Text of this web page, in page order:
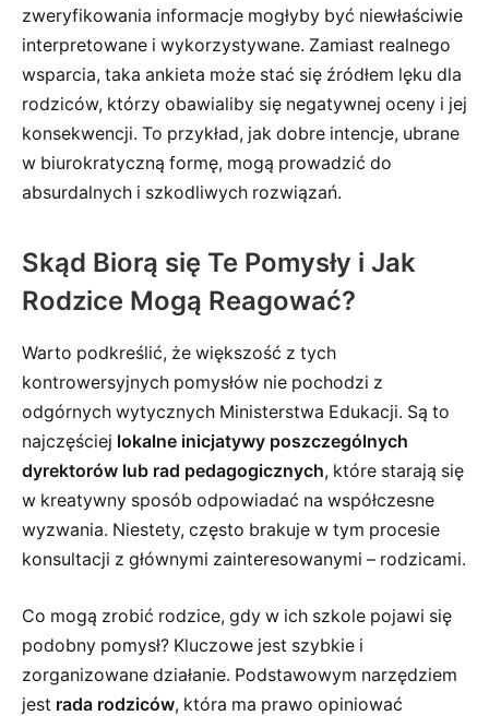
zweryfikowania informacje mogłyby być niewłaściwie
interpretowane i wykorzystywane. Zamiast realnego
wsparcia, taka ankieta może stać się źródłem lęku dla
rodziców, którzy obawialiby się negatywnej oceny i jej
konsekwencji. To przykład, jak dobre intencje, ubrane
w biurokratyczną formę, mogą prowadzić do
absurdalnych i szkodliwych rozwiązań.
Skąd Biorą się Te Pomysły i Jak
Rodzice Mogą Reagować?
Warto podkreślić, że większość z tych
kontrowersyjnych pomysłów nie pochodzi z
odgórnych wytycznych Ministerstwa Edukacji. Są to
najczęściej lokalne inicjatywy poszczególnych
dyrektorów lub rad pedagogicznych, które starają się
w kreatywny sposób odpowiadać na współczesne
wyzwania. Niestety, często brakuje w tym procesie
konsultacji z głównymi zainteresowanymi – rodzicami.
Co mogą zrobić rodzice, gdy w ich szkole pojawi się
podobny pomysł? Kluczowe jest szybkie i
zorganizowane działanie. Podstawowym narzędziem
jest rada rodziców, która ma prawo opiniować